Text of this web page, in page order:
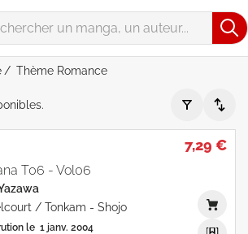
Thème Romance
- Par Date de parution - Catalogue
.
7,29 €
T06 - Vol06
/ Tonkam - Shojo
le 1 janv. 2004